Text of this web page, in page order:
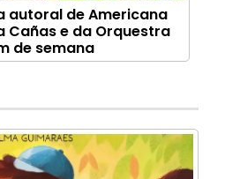
autoral de Americana
Cañas e da Orquestra
de semana